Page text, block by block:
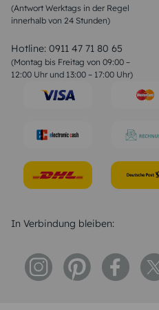
(Antwort Werktags in der Regel
innerhalb von 24 Stunden)
Hotline: 0911 47 71 80 65
(Montag bis Freitag von 09:00 –
12:00 Uhr und 13:00 – 17:00 Uhr)
Sprüche zur Konfirmation & Kommunion
Weihnachtsgedichte
Liebessprüche
Geburtstagssprüche
Trauersprüche
Konfirmation Glückwünsche
In Verbindung bleiben: